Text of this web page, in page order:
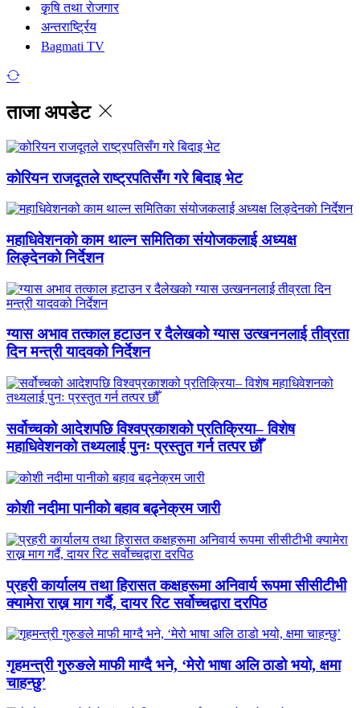
कृृषि तथा राेजगार
अन्तरार्ष्ट्रिय
Bagmati TV
ताजा अपडेट
कोरियन राजदूतले राष्ट्रपतिसँग गरे बिदाइ भेट
महाधिवेशनको काम थाल्न समितिका संयोजकलाई अध्यक्ष
लिङ्देनको निर्देशन
ग्यास अभाव तत्काल हटाउन र दैलेखको ग्यास उत्खननलाई तीव्रता
दिन मन्त्री यादवको निर्देशन
सर्वोच्चको आदेशपछि विश्वप्रकाशको प्रतिक्रिया– विशेष
महाधिवेशनको तथ्यलाई पुनः प्रस्तुत गर्न तत्पर छौँ
कोशी नदीमा पानीको बहाव बढ्नेक्रम जारी
प्रहरी कार्यालय तथा हिरासत कक्षहरूमा अनिवार्य रूपमा सीसीटीभी
क्यामेरा राख्न माग गर्दै, दायर रिट सर्वोच्चद्वारा दरपिठ
गृहमन्त्री गुरुङले माफी माग्दै भने, ‘मेरो भाषा अलि ठाडो भयो, क्षमा
चाहन्छु’